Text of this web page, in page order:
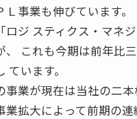
事業も伸びています。
ロジ スティクス・マネ
、 これも今期は前年比
ています。
事業が現在は当社の二本
業拡大によって前期の